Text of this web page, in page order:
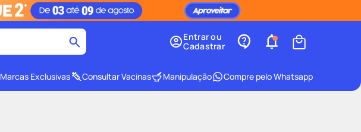
Entrar ou
Cadastrar
Marcas Exclusivas Consultar Vacinas Manipulação Compre pelo Whatsapp